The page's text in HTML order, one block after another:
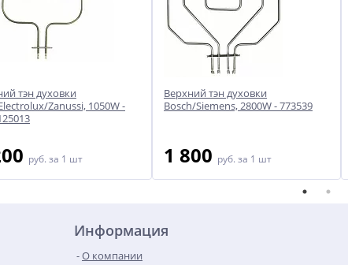
тэн духовки
Zanussi, 1050W -
руб. за 1 шт
Верхний тэн духовки
Bosch/Siemens, 2800W - 773539
1 800 руб. за 1 шт
Информация
О компании